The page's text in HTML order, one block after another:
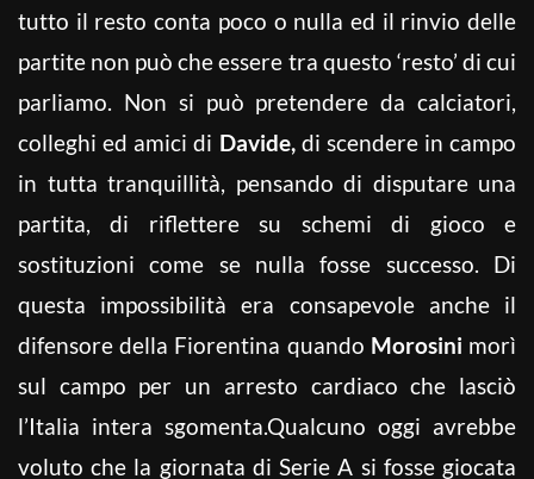
tutto il resto conta poco o nulla ed il rinvio delle
partite non può che essere tra questo ‘resto’ di cui
parliamo. Non si può pretendere da calciatori,
colleghi ed amici di Davide,di scendere in campo
in tutta tranquillità, pensando di disputare una
partita, di riflettere su schemi di gioco e
sostituzioni come se nulla fosse successo. Di
questa impossibilità era consapevole anche il
difensore della Fiorentina quando Morosini morì
sul campo per un arresto cardiaco che lasciò
l’Italia intera sgomenta.Qualcuno oggi avrebbe
voluto che la giornata di Serie A si fosse giocata